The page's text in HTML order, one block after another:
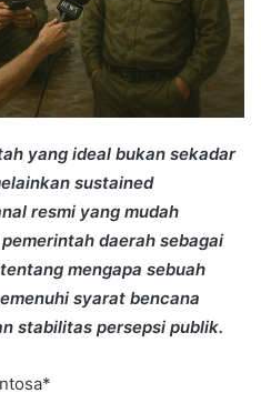
yang ideal bukan sekadar
sustained
resmi yang mudah
daerah sebagai
mengapa sebuah
syarat bencana
stabilitas persepsi publik.